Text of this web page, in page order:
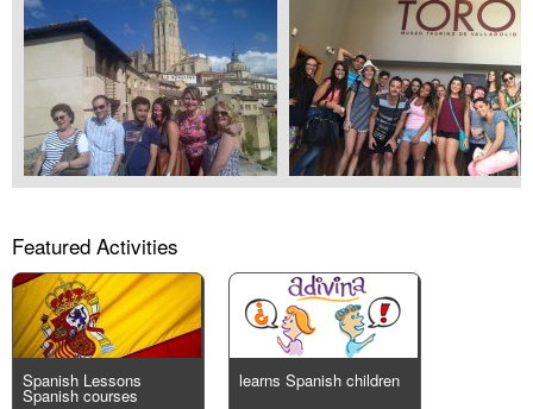
Featured Activities
Spanish Lessons
Spanish courses
learns Spanish children